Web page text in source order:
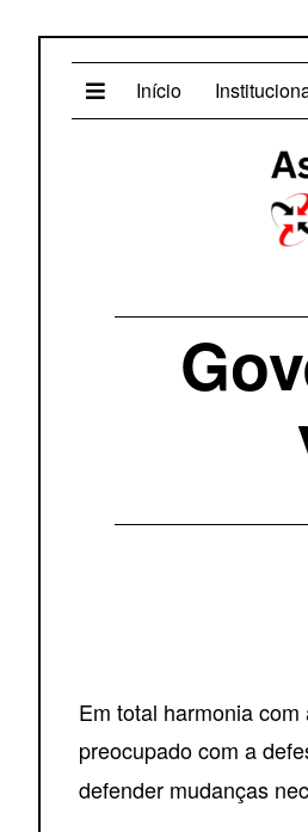
Início
Em total harmonia
preocupado com a
defender mudanças